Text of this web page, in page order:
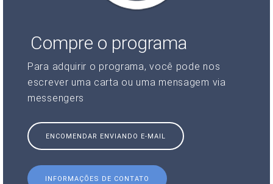
Compre o programa
Para adquirir o programa, você pode nos
escrever uma carta ou uma mensagem via
messengers
ENCOMENDAR ENVIANDO E-MAIL
INFORMAÇÕES DE CONTATO